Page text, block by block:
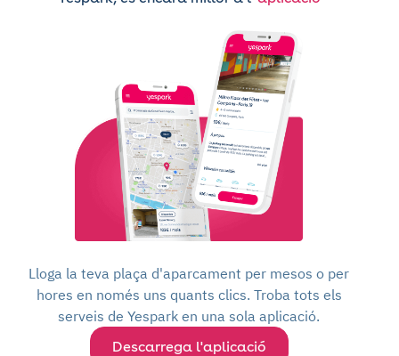
Lloga la teva plaça d'aparcament per mesos o per
hores en només uns quants clics. Troba tots els
serveis de Yespark en una sola aplicació.
Descarrega l'aplicació